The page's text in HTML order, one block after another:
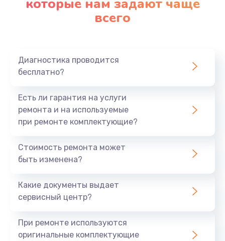
890 руб.
Заказать
1760 руб.
которые нам задают чаще
всего
Диагностика проводится
бесплатно?
Есть ли гарантия на услуги
ремонта и на используемые
при ремонте комплектующие?
Стоимость ремонта может
быть изменена?
Какие документы выдает
сервисный центр?
При ремонте используются
оригинальные комплектующие